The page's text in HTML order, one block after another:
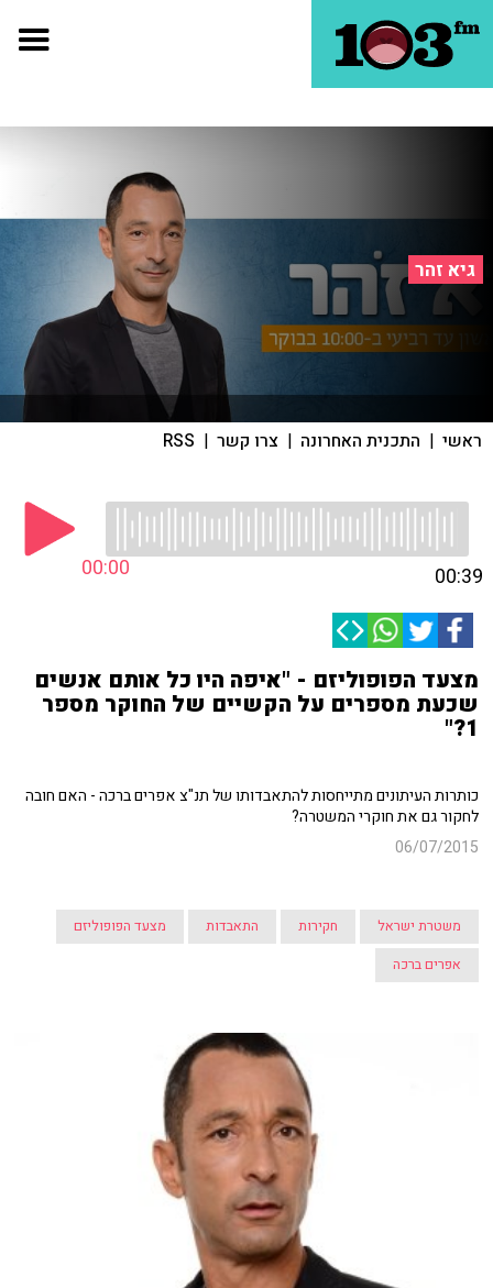
גיא זהר
ראשי | התכנית האחרונה | צרו קשר |
RSS
00:00 00:39
מצעד הפופוליזם - "איפה היו כל אותם אנשים
שכעת מספרים על הקשיים של החוקר מספר
1?"
כותרות העיתונים מתייחסות להתאבדותו של תנ"צ אפרים ברכה - האם חובה
לחקור גם את חוקרי המשטרה?
06/07/2015
משטרת ישראל חקירות התאבדות
מצעד הפופוליזם
אפרים ברכה